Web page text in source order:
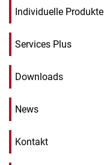
Individuelle Produkte
Services Plus
Downloads
News
Kontakt